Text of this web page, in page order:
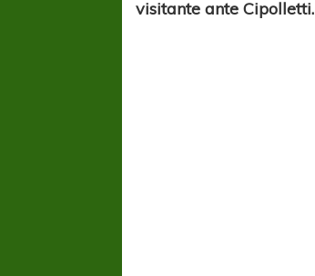
visitante ante Cipolletti.